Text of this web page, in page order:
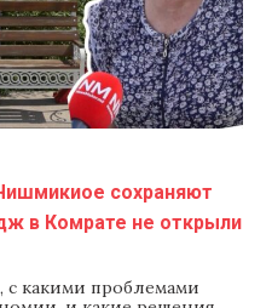
сохраняют
в Комрате не открыли
с какими проблемами